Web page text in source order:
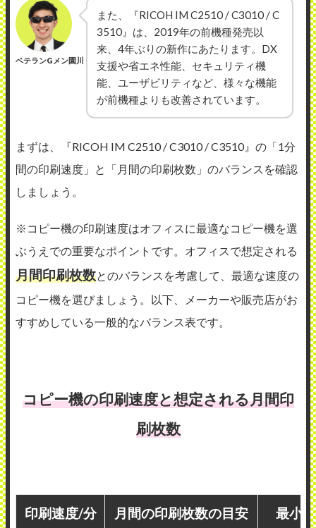
ベテランGメン園川
また、『RICOH IM C2510 / C3010 / C
3510』は、2019年の前機種発売以
来、4年ぶりの新作にあたります。DX
支援や省エネ性能、セキュリティ機
能、ユーザビリティなど、様々な機能
が前機種よりも改善されています。
まずは、『RICOH IM C2510 / C3010 / C3510』の「1分
間の印刷速度」と「月間の印刷枚数」のバランスを確認
しましょう。
※コピー機の印刷速度はオフィスに最適なコピー機を選
ぶうえでの重要なポイントです。オフィスで想定される
月間印刷枚数とのバランスを考慮して、最適な速度の
コピー機を選びましょう。以下、メーカーや販売店がお
すすめしている一般的なバランス表です。
コピー機の印刷速度と想定される月間印
刷枚数
印刷速度/分 月間の印刷枚数の目安 最小